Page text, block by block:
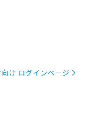
け ログインページ